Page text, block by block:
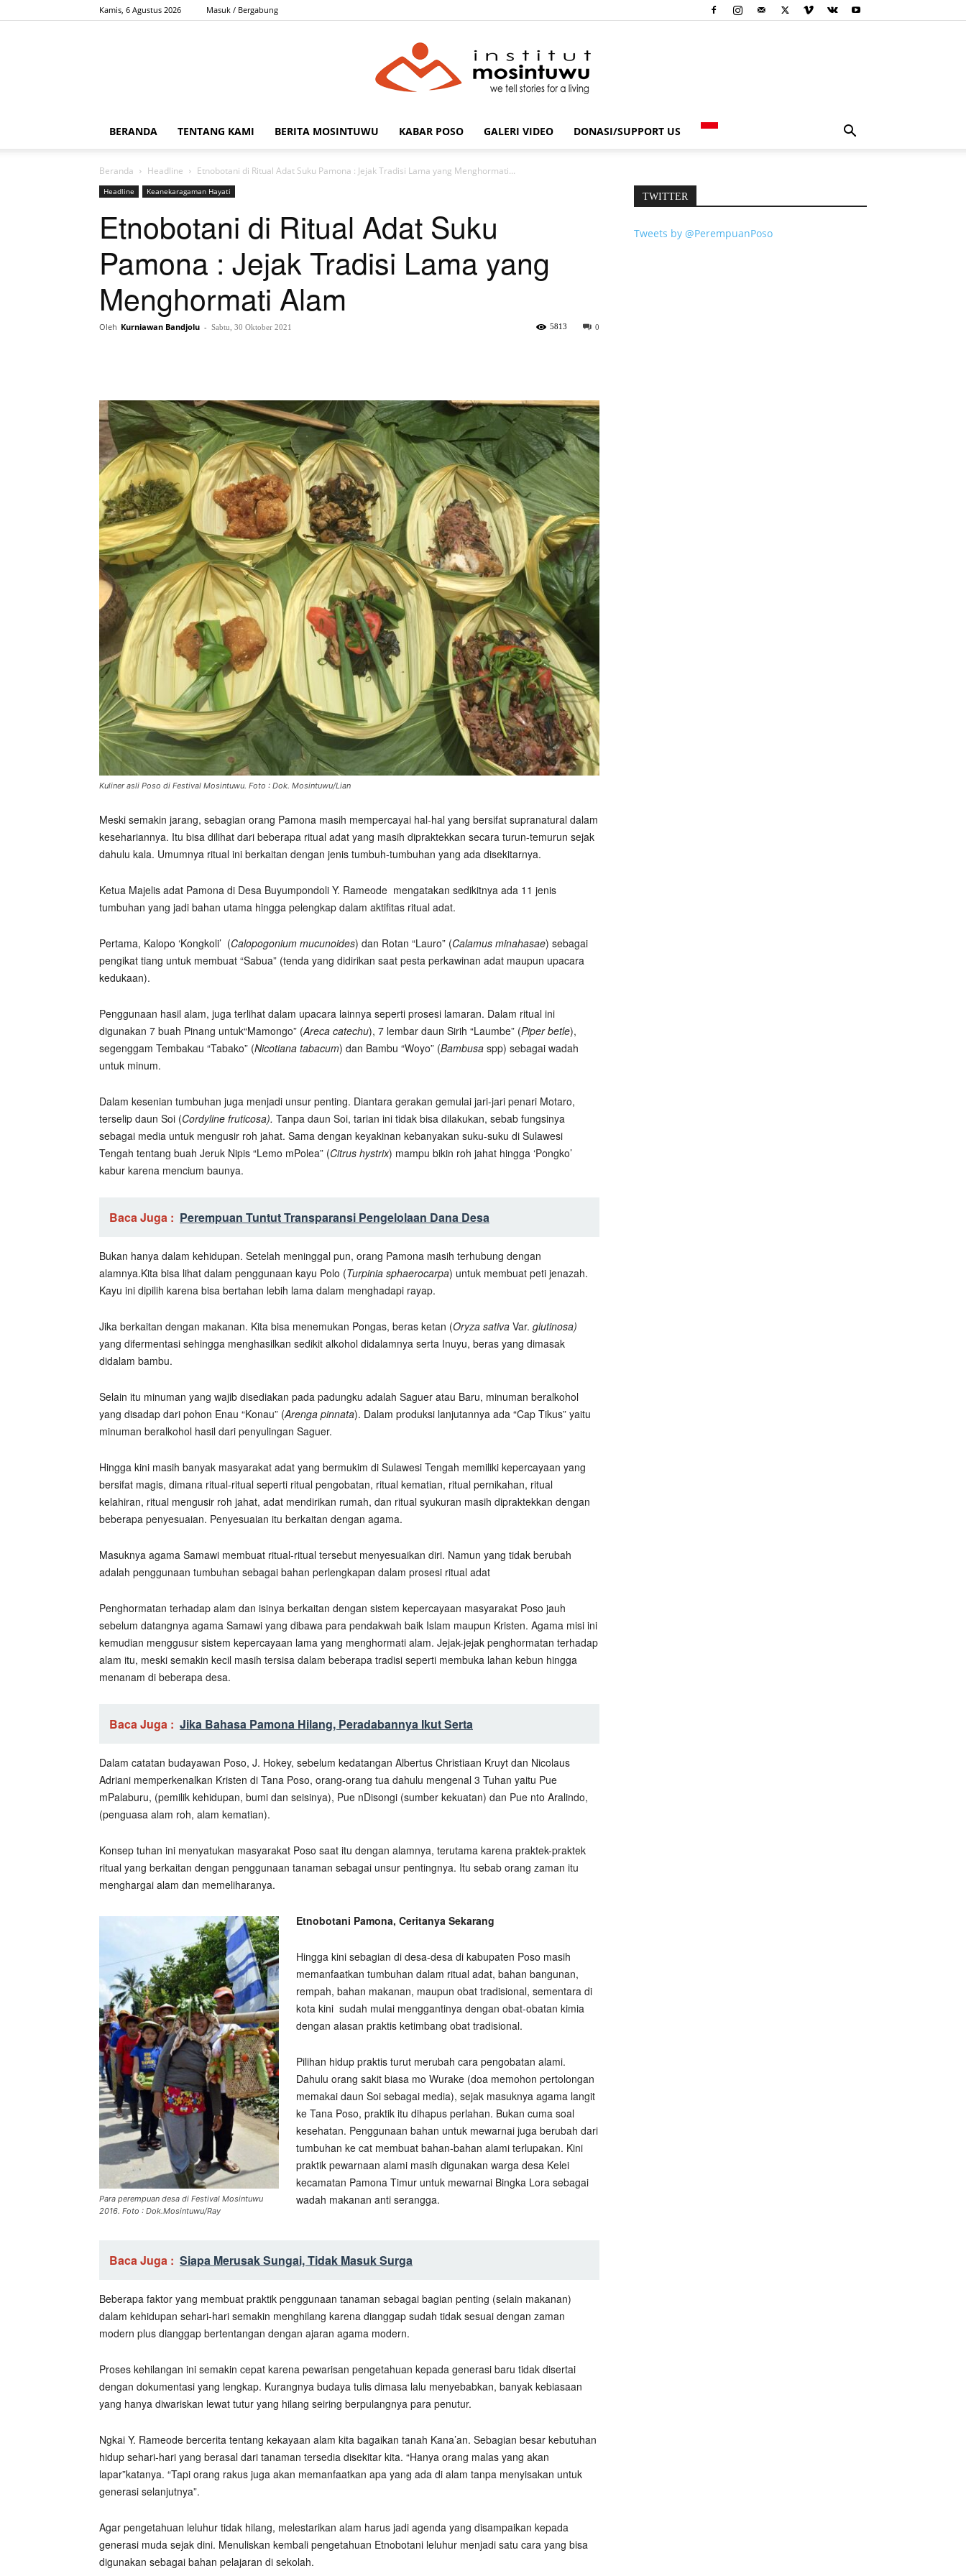
Kamis, 6 Agustus 2026 Masuk / Bergabung
BERANDA TENTANG KAMI BERITA MOSINTUWU KABAR POSO GALERI VIDEO DONASI/SUPPORT US
Beranda Headline Etnobotani di Ritual Adat Suku Pamona : Jejak Tradisi Lama yang Menghormati...
Headline Keanekaragaman Hayati
Etnobotani di Ritual Adat Suku
Pamona : Jejak Tradisi Lama yang
Menghormati Alam
Oleh Kurniawan Bandjolu - Sabtu, 30 Oktober 2021 0
5813
Kuliner asli Poso di Festival Mosintuwu. Foto : Dok. Mosintuwu/Lian
Meski semakin jarang, sebagian orang Pamona masih mempercayai hal-hal yang bersifat supranatural dalam
kesehariannya. Itu bisa dilihat dari beberapa ritual adat yang masih dipraktekkan secara turun-temurun sejak
dahulu kala. Umumnya ritual ini berkaitan dengan jenis tumbuh-tumbuhan yang ada disekitarnya.
Ketua Majelis adat Pamona di Desa Buyumpondoli Y. Rameode mengatakan sedikitnya ada 11 jenis
tumbuhan yang jadi bahan utama hingga pelengkap dalam aktifitas ritual adat.
Pertama, Kalopo ‘Kongkoli’ (Calopogonium mucunoides) dan Rotan “Lauro” (Calamus minahasae) sebagai
pengikat tiang untuk membuat “Sabua” (tenda yang didirikan saat pesta perkawinan adat maupun upacara
kedukaan).
Penggunaan hasil alam, juga terlihat dalam upacara lainnya seperti prosesi lamaran. Dalam ritual ini
digunakan 7 buah Pinang untuk“Mamongo” (Areca catechu), 7 lembar daun Sirih “Laumbe” (Piper betle),
segenggam Tembakau “Tabako” (Nicotiana tabacum) dan Bambu “Woyo” (Bambusa spp) sebagai wadah
untuk minum.
Dalam kesenian tumbuhan juga menjadi unsur penting. Diantara gerakan gemulai jari-jari penari Motaro,
terselip daun Soi (Cordyline fruticosa). Tanpa daun Soi, tarian ini tidak bisa dilakukan, sebab fungsinya
sebagai media untuk mengusir roh jahat. Sama dengan keyakinan kebanyakan suku-suku di Sulawesi
Tengah tentang buah Jeruk Nipis “Lemo mPolea” (Citrus hystrix) mampu bikin roh jahat hingga ‘Pongko’
kabur karena mencium baunya.
Baca Juga : Perempuan Tuntut Transparansi Pengelolaan Dana Desa
Bukan hanya dalam kehidupan. Setelah meninggal pun, orang Pamona masih terhubung dengan
alamnya.Kita bisa lihat dalam penggunaan kayu Polo (Turpinia sphaerocarpa) untuk membuat peti jenazah.
Kayu ini dipilih karena bisa bertahan lebih lama dalam menghadapi rayap.
Jika berkaitan dengan makanan. Kita bisa menemukan Pongas, beras ketan (Oryza sativa Var. glutinosa)
yang difermentasi sehingga menghasilkan sedikit alkohol didalamnya serta Inuyu, beras yang dimasak
didalam bambu.
Selain itu minuman yang wajib disediakan pada padungku adalah Saguer atau Baru, minuman beralkohol
yang disadap dari pohon Enau “Konau” (Arenga pinnata). Dalam produksi lanjutannya ada “Cap Tikus” yaitu
minuman beralkohol hasil dari penyulingan Saguer.
Hingga kini masih banyak masyarakat adat yang bermukim di Sulawesi Tengah memiliki kepercayaan yang
bersifat magis, dimana ritual-ritual seperti ritual pengobatan, ritual kematian, ritual pernikahan, ritual
kelahiran, ritual mengusir roh jahat, adat mendirikan rumah, dan ritual syukuran masih dipraktekkan dengan
beberapa penyesuaian. Penyesuaian itu berkaitan dengan agama.
Masuknya agama Samawi membuat ritual-ritual tersebut menyesuaikan diri. Namun yang tidak berubah
adalah penggunaan tumbuhan sebagai bahan perlengkapan dalam prosesi ritual adat
Penghormatan terhadap alam dan isinya berkaitan dengan sistem kepercayaan masyarakat Poso jauh
sebelum datangnya agama Samawi yang dibawa para pendakwah baik Islam maupun Kristen. Agama misi ini
kemudian menggusur sistem kepercayaan lama yang menghormati alam. Jejak-jejak penghormatan terhadap
alam itu, meski semakin kecil masih tersisa dalam beberapa tradisi seperti membuka lahan kebun hingga
menanam di beberapa desa.
Baca Juga : Jika Bahasa Pamona Hilang, Peradabannya Ikut Serta
Dalam catatan budayawan Poso, J. Hokey, sebelum kedatangan Albertus Christiaan Kruyt dan Nicolaus
Adriani memperkenalkan Kristen di Tana Poso, orang-orang tua dahulu mengenal 3 Tuhan yaitu Pue
mPalaburu, (pemilik kehidupan, bumi dan seisinya), Pue nDisongi (sumber kekuatan) dan Pue nto Aralindo,
(penguasa alam roh, alam kematian).
Konsep tuhan ini menyatukan masyarakat Poso saat itu dengan alamnya, terutama karena praktek-praktek
ritual yang berkaitan dengan penggunaan tanaman sebagai unsur pentingnya. Itu sebab orang zaman itu
menghargai alam dan memeliharanya.
Para perempuan desa di Festival Mosintuwu
2016. Foto : Dok.Mosintuwu/Ray
Etnobotani Pamona, Ceritanya Sekarang
Hingga kini sebagian di desa-desa di kabupaten Poso masih
memanfaatkan tumbuhan dalam ritual adat, bahan bangunan,
rempah, bahan makanan, maupun obat tradisional, sementara di
kota kini sudah mulai menggantinya dengan obat-obatan kimia
dengan alasan praktis ketimbang obat tradisional.
Pilihan hidup praktis turut merubah cara pengobatan alami.
Dahulu orang sakit biasa mo Wurake (doa memohon pertolongan
memakai daun Soi sebagai media), sejak masuknya agama langit
ke Tana Poso, praktik itu dihapus perlahan. Bukan cuma soal
kesehatan. Penggunaan bahan untuk mewarnai juga berubah dari
tumbuhan ke cat membuat bahan-bahan alami terlupakan. Kini
praktik pewarnaan alami masih digunakan warga desa Kelei
kecamatan Pamona Timur untuk mewarnai Bingka Lora sebagai
wadah makanan anti serangga.
Baca Juga : Siapa Merusak Sungai, Tidak Masuk Surga
Beberapa faktor yang membuat praktik penggunaan tanaman sebagai bagian penting (selain makanan)
dalam kehidupan sehari-hari semakin menghilang karena dianggap sudah tidak sesuai dengan zaman
modern plus dianggap bertentangan dengan ajaran agama modern.
Proses kehilangan ini semakin cepat karena pewarisan pengetahuan kepada generasi baru tidak disertai
dengan dokumentasi yang lengkap. Kurangnya budaya tulis dimasa lalu menyebabkan, banyak kebiasaan
yang hanya diwariskan lewat tutur yang hilang seiring berpulangnya para penutur.
Ngkai Y. Rameode bercerita tentang kekayaan alam kita bagaikan tanah Kana’an. Sebagian besar kebutuhan
hidup sehari-hari yang berasal dari tanaman tersedia disekitar kita. “Hanya orang malas yang akan
lapar”katanya. “Tapi orang rakus juga akan memanfaatkan apa yang ada di alam tanpa menyisakan untuk
generasi selanjutnya”.
Agar pengetahuan leluhur tidak hilang, melestarikan alam harus jadi agenda yang disampaikan kepada
generasi muda sejak dini. Menuliskan kembali pengetahuan Etnobotani leluhur menjadi satu cara yang bisa
digunakan sebagai bahan pelajaran di sekolah.
TWITTER
Tweets by @PerempuanPoso